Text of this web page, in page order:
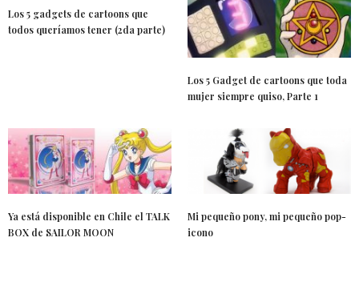
Los 5 gadgets de cartoons que
todos queríamos tener (2da parte)
Los 5 Gadget de cartoons que toda
mujer siempre quiso, Parte 1
Ya está disponible en Chile el TALK
BOX de SAILOR MOON
Mi pequeño pony, mi pequeño pop-
icono